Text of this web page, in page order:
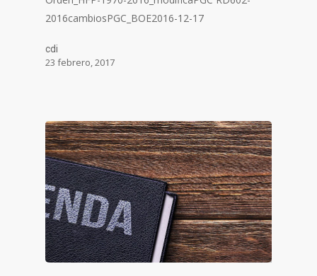
2016cambiosPGC_BOE2016-12-17
cdi
23 febrero, 2017